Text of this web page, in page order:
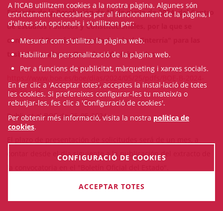
Extracto de la Resolución de 17 de mayo de 2024, del Centro
de Estudios Políticos y Constitucionales, por la que se
convoca el Premio "Eduardo García de Enterría" para las
tesis doctorales en Derecho Administrativo.
18930.pdf
Publicat al BOE de 25-05-2024
contar desde el día siguiente a la publicación del extracto de
A l’ICAB utilitzem cookies a la nostra pàgina. Algunes són
estrictament necessàries per al funcionament de la pàgina, i
d'altres són opcionals i s'utilitzen per:
Mesurar com s'utilitza la pàgina web.
Habilitar la personalització de la pàgina web.
Per a funcions de publicitat, màrqueting i xarxes socials.
En fer clic a 'Acceptar totes', acceptes la instal·lació de totes
les cookies. Si prefereixes configurar-les tu mateix/a o
rebutjar-les, fes clic a 'Configuració de cookies'.
Per obtenir més informació, visita la nostra política de
cookies.
CONFIGURACIÓ DE COOKIES
ACCEPTAR TOTES